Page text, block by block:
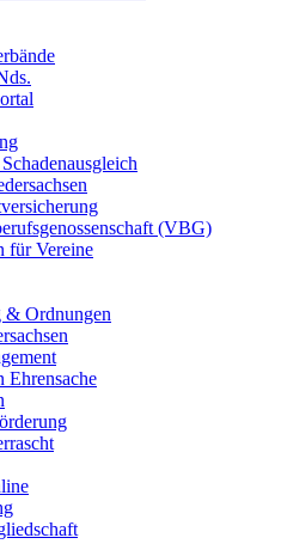
(VBG)
für Vereine
& Ordnungen
Ehrensache